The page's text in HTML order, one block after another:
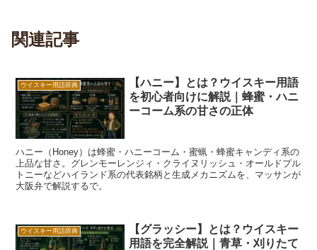
関連記事
ウイスキー用語辞典
【ハニー】とは？ウイスキー用語
を初心者向けに解説｜蜂蜜・ハニ
ーコーム系の甘さの正体
ハニー（Honey）は蜂蜜・ハニーコーム・蜜蝋・蜂蜜キャンディ系の
上品な甘さ。グレンモーレンジィ・クライヌリッシュ・オールドプル
トニーなどハイランド系の代表銘柄と生成メカニズムを、マッサンが
大阪弁で解説するで。
ウイスキー用語辞典
【グラッシー】とは？ウイスキー
用語を完全解説｜青草・刈りたて